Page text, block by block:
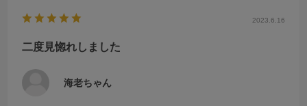
2023.6.16
二度見惚れしました
海老ちゃん